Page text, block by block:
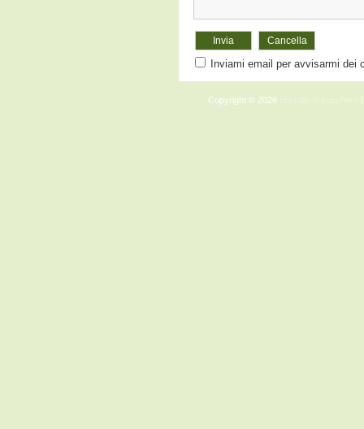
Inviami email per avvisarmi dei
Copyright © 2026